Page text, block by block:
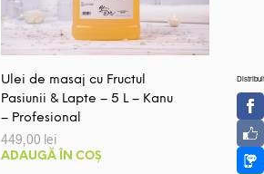
Ulei de masaj cu Fructul
Pasiunii & Lapte – 5 L – Kanu
– Profesional
449,00 lei
ADAUGĂ ÎN COȘ
Distribuit